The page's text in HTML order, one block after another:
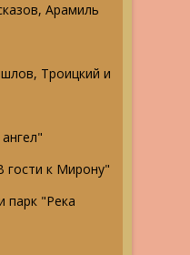
Арамиль
Троицкий и
к Мирону"
парк "Река